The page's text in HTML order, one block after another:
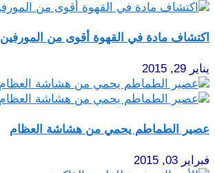
اكتشاف مادة في القهوة أقوى من المورفين
يناير 29, 2015
عصير الطماطم يحمي من هشاشة العظام
فبراير 03, 2015